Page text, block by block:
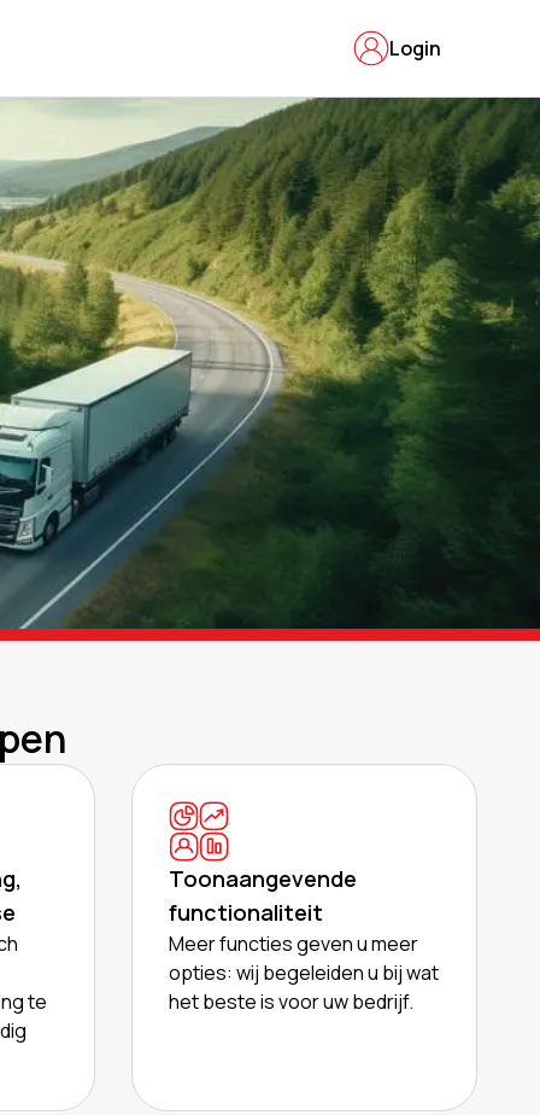
Login
te
Toonaangevende
functionaliteit
Meer functies geven u meer
opties: wij begeleiden u bij wat
het beste is voor uw bedrijf.